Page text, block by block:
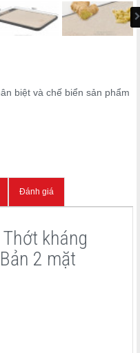
biệt và chế biển sản phẩm
Đánh giá
kháng
2 mặt